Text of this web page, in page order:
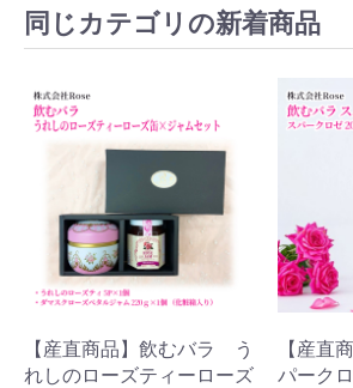
同じカテゴリの新着商品
【産直商品】飲むバラ う
れしのローズティーローズ
【産直
パー